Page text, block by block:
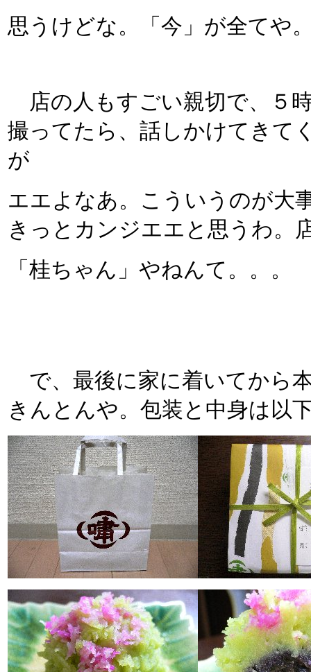
思うけどな。「今」が全てや
店の人もすごい親切で、５
撮ってたら、話しかけてきて
が
エエよなあ。こういうのが大
きっとカンジエエと思うわ。
「桂ちゃん」やねんて。。。
で、最後に家に着いてから
きんとんや。包装と中身は以